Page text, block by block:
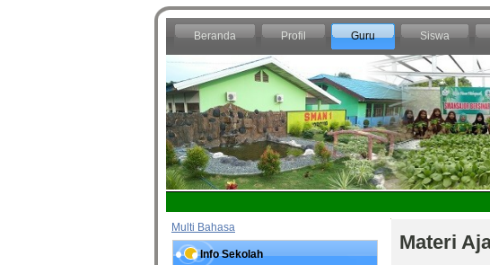
Beranda Profil Guru Siswa
Multi Bahasa
Info Sekolah
Materi